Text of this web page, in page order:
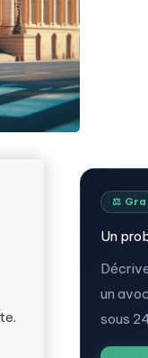
⚖️
Un
un
sous